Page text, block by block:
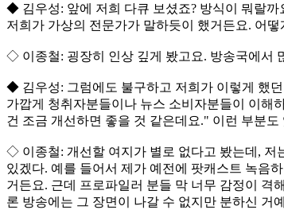
◆ 김우성: 앞에 저희 다큐 보셨죠? 방식이 뭐랄
저희가 가상의 전문가가 말하듯이 했거든요. 어떻
◇ 이종철: 굉장히 인상 깊게 봤고요. 방송국에서
◆ 김우성: 그럼에도 불구하고 저희가 이렇게 했
가깝게 청취자분들이나 뉴스 소비자분들이 이해
건 조금 개선하면 좋을 것 같은데요." 이런 부분도
◇ 이종철: 개선할 여지가 별로 없다고 봤는데, 저
있겠다. 예를 들어서 제가 예전에 팟캐스트 녹음
거든요. 근데 프로파일러 분들 막 너무 감정이 격
론 방송에는 그 장면이 나갈 수 없지만 분하신 거